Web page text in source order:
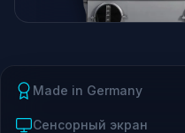
Made in Germany
Сенсорный экран